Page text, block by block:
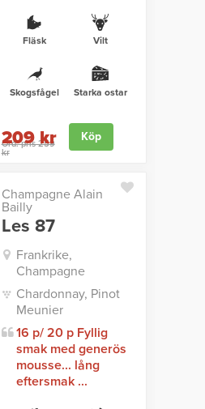
Fläsk Vilt
Skogsfågel Starka ostar
Ord. pris 259
kr
209 kr Köp
Champagne Alain
Bailly
Les 87
Frankrike,
Champagne
Chardonnay, Pinot
Meunier
16 p/ 20 p Fyllig
smak med generös
mousse... lång
eftersmak ...